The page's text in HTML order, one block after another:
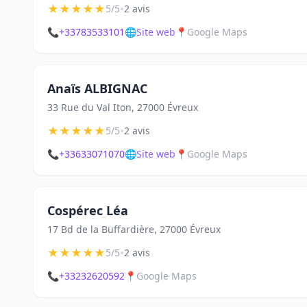
★★★★★5/5•2 avis
📞+33783533101 🌐Site web 📍 Google Maps
Anaïs ALBIGNAC
33 Rue du Val Iton, 27000 Évreux
★★★★★5/5•2 avis
📞+33633071070🌐Site web 📍 Google Maps
Cospérec Léa
17 Bd de la Buffardière, 27000 Évreux
★★★★★5/5•2 avis
📞+33232620592 📍 Google Maps